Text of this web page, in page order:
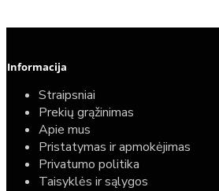
Informacija
Straipsniai
Prekių grąžinimas
Apie mus
Pristatymas ir apmokėjimas
Privatumo politika
Taisyklės ir sąlygos